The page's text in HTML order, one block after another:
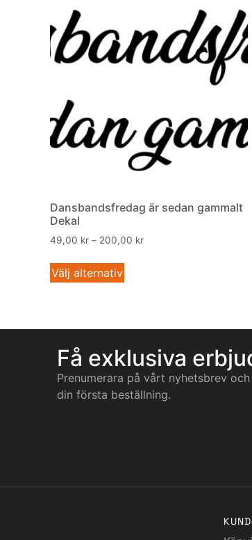
Dansbandsfredag är sedan gammalt
Dekal
49,00 kr – 200,00 kr
Välj alternativ
Få exklusiva
Prenumerara på vårt nyhetsbrev
din första beställning.